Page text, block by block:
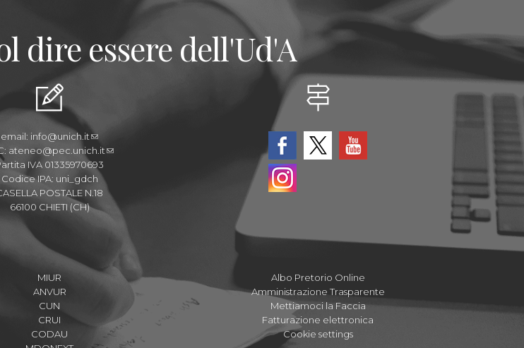
dire essere dell'Ud'A
email: info@unich.it
ateneo@pec.unich.it
IVA 01335970693
Codice IPA: uni_gdch
POSTALE N.18
66100 CHIETI (CH)
MIUR
ANVUR
CUN
CRUI
CODAU
Albo Pretorio Online
Amministrazione Trasparente
Mettiamoci la Faccia
Fatturazione elettronica
Cookie settings